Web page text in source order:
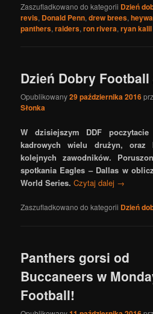
Zaszufladkowano do kategorii Dzień
revis, Donald Penn,drew brees,
panthers,raiders,ron rivera,ryan kalil
Dzień Dobry Football
Opublikowany29 października 2016
Słonka
W dzisiejszym DDF
kadrowych wielu drużyn, oraz
kolejnych zawodników.
spotkania Eagles – Dallas w
World Series. Czytaj dalej →
Zaszufladkowano do kategorii Dzień
Panthers gorsi od
Buccaneers w
Football!